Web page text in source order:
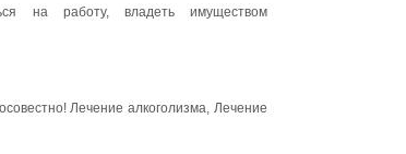
на работу, владеть имуществом
Лечение алкоголизма, Лечение